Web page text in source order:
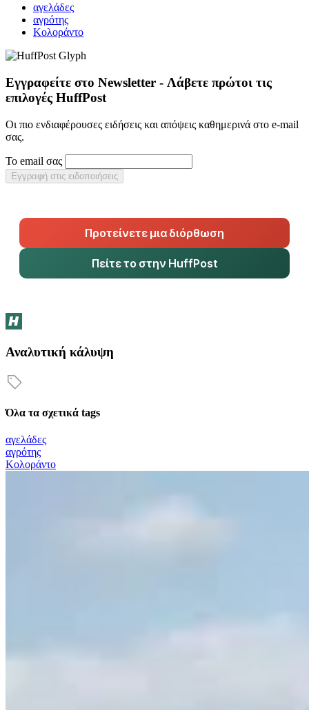
αγελάδες
αγρότης
Κολοράντο
Εγγραφείτε στο Newsletter - Λάβετε πρώτοι τις
επιλογές HuffPost
Οι πιο ενδιαφέρουσες ειδήσεις και απόψεις καθημερινά στο e-mail
σας.
Το email σας
Εγγραφή στις ειδοποιήσεις
Προτείνετε μια διόρθωση
Πείτε το στην HuffPost
Αναλυτική κάλυψη
Όλα τα σχετικά tags
αγελάδες
αγρότης
Κολοράντο